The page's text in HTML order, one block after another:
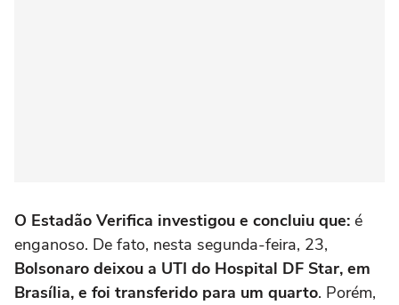
O Estadão Verifica investigou e concluiu que: é
enganoso. De fato, nesta segunda-feira, 23,
Bolsonaro deixou a UTI do Hospital DF Star, em
Brasília, e foi transferido para um quarto. Porém,